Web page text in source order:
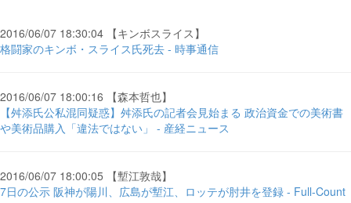
2016/06/07 18:30:04 【キンボスライス】
格闘家のキンボ・スライス氏死去 - 時事通信
2016/06/07 18:00:16 【森本哲也】
【舛添氏公私混同疑惑】舛添氏の記者会見始まる 政治資金での美術書
や美術品購入「違法ではない」 - 産経ニュース
2016/06/07 18:00:05 【塹江敦哉】
7日の公示 阪神が陽川、広島が塹江、ロッテが肘井を登録 - Full-Count